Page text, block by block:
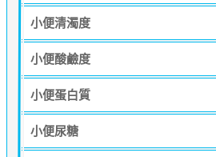
小便清濁度
小便酸鹼度
小便蛋白質
小便尿糖